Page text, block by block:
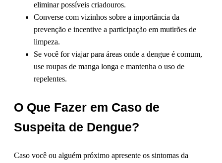
eliminar possíveis criadouros.
Converse com vizinhos sobre a importância da
prevenção e incentive a participação em mutirões de
limpeza.
Se você for viajar para áreas onde a dengue é comum,
use roupas de manga longa e mantenha o uso de
repelentes.
O Que Fazer em Caso de
Suspeita de Dengue?
Caso você ou alguém próximo apresente os sintomas da